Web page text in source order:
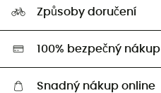
Naši Ambasadoři
Second hand
HardGreen
Způsoby doručení
100% bezpečný nákup
Snadný nákup online